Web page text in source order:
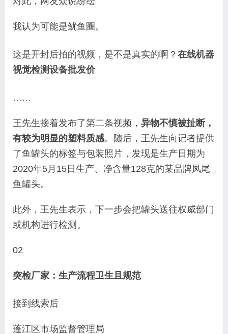
我认为可能是鱿鱼圈。
这是开封后拍的视频，是不是真实的啊？ 在线机器
视觉检测设备批发价
……
王先生接着发布了第二条视频， 异物不慎被扯断，
有较为明显的塑料质感。随后，王先生向记者提供
了鱼罐头的标签与包装照片，发现是生产日期为
2020年5月15日生产、净含量128克的某品牌凤尾
鱼罐头。
此外，王先生表示，下一步会把罐头送往权威部门
或机构进行检测。
02
突检厂家：生产流程卫生且规范
接到线索后
蓬江区市场监督管理局